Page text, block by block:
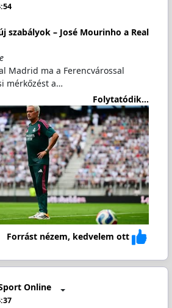
szabályok – José Mourinho a Real
Madrid ma a Ferencvárossal
mérkőzést a…
Folytatódik...
Forrást nézem, kedvelem ott
Online